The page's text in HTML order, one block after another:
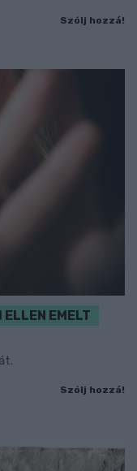
Szólj hozzá!
ELLEN EMELT
Szólj hozzá!